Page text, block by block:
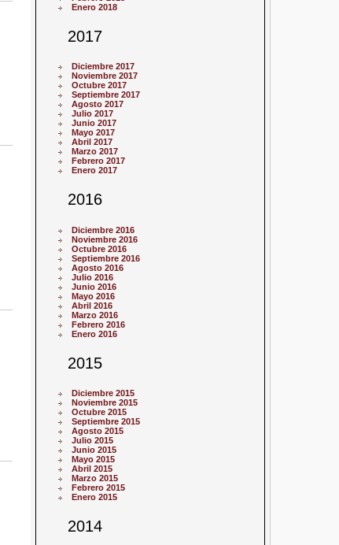
Enero 2018
2017
Diciembre 2017
Noviembre 2017
Octubre 2017
Septiembre 2017
Agosto 2017
Julio 2017
Junio 2017
Mayo 2017
Abril 2017
Marzo 2017
Febrero 2017
Enero 2017
2016
Diciembre 2016
Noviembre 2016
Octubre 2016
Septiembre 2016
Agosto 2016
Julio 2016
Junio 2016
Mayo 2016
Abril 2016
Marzo 2016
Febrero 2016
Enero 2016
2015
Diciembre 2015
Noviembre 2015
Octubre 2015
Septiembre 2015
Agosto 2015
Julio 2015
Junio 2015
Mayo 2015
Abril 2015
Marzo 2015
Febrero 2015
Enero 2015
2014